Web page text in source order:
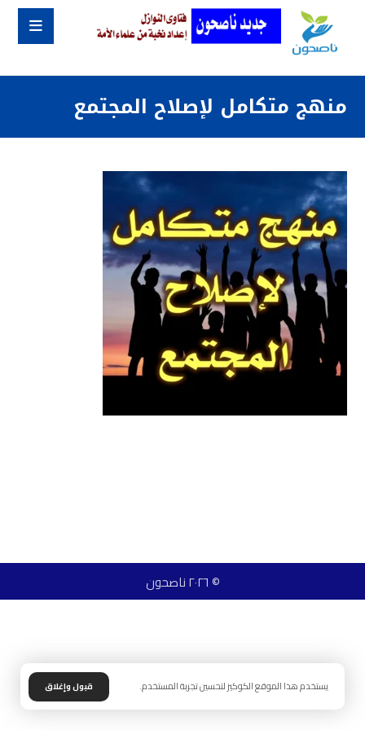
منهج متكامل لإصلاح المجتمع
© ٢٠٢٦ ناصحون
يستخدم هذا الموقع الكوكيز لتحسين تجربة المستخدم. قبول وإغلاق